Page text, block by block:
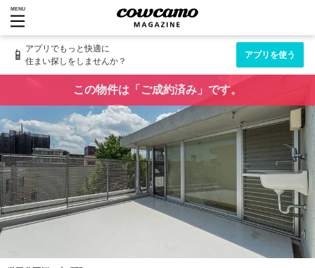
MENU
📱 アプリでもっと快適に
住まい探しをしませんか？
アプリを使う
この物件は「ご成約済み」です。